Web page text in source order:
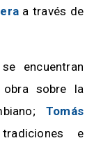
a través de
encuentran
sobre la
Tomás
e